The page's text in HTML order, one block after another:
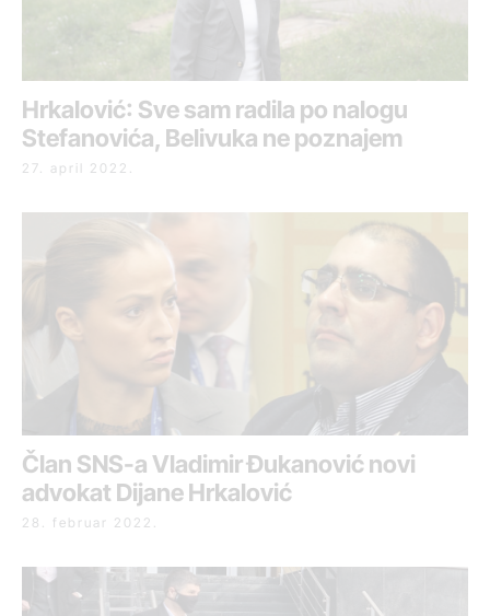
Hrkalović: Sve sam radila po nalogu
Stefanovića, Belivuka ne poznajem
27. april 2022.
Član SNS-a Vladimir Đukanović novi
advokat Dijane Hrkalović
28. februar 2022.